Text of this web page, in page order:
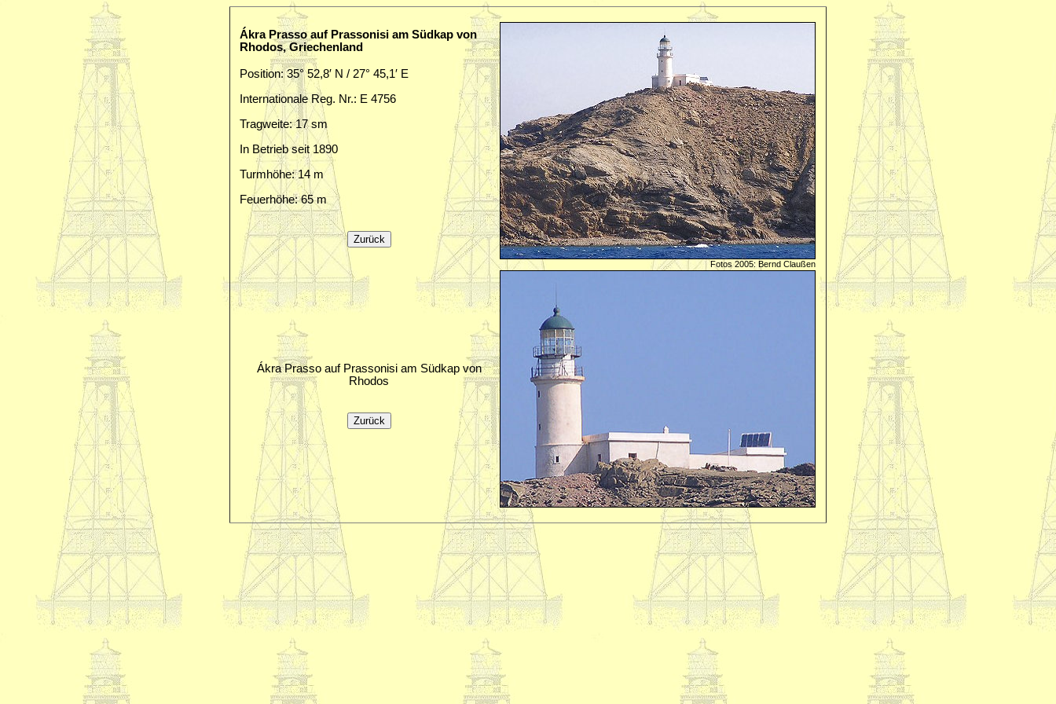
Ákra Prasso auf Prassonisi am Südkap von
Rhodos, Griechenland
Position: 35° 52,8′ N / 27° 45,1′ E
Internationale Reg. Nr.: E 4756
Tragweite: 17 sm
In Betrieb seit 1890
Turmhöhe: 14 m
Feuerhöhe: 65 m
Fotos 2005: Bernd Claußen
Ákra Prasso auf Prassonisi am Südkap von
Rhodos